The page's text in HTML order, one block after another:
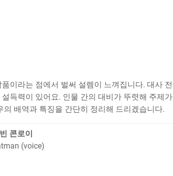
이라는 점에서 벌써 설렘이 느껴집니다. 대사 전
득력이 있어요. 인물 간의 대비가 뚜렷해 주제가
배역과 특징을 간단히 정리해 드리겠습니다.
콘로이
(voice)